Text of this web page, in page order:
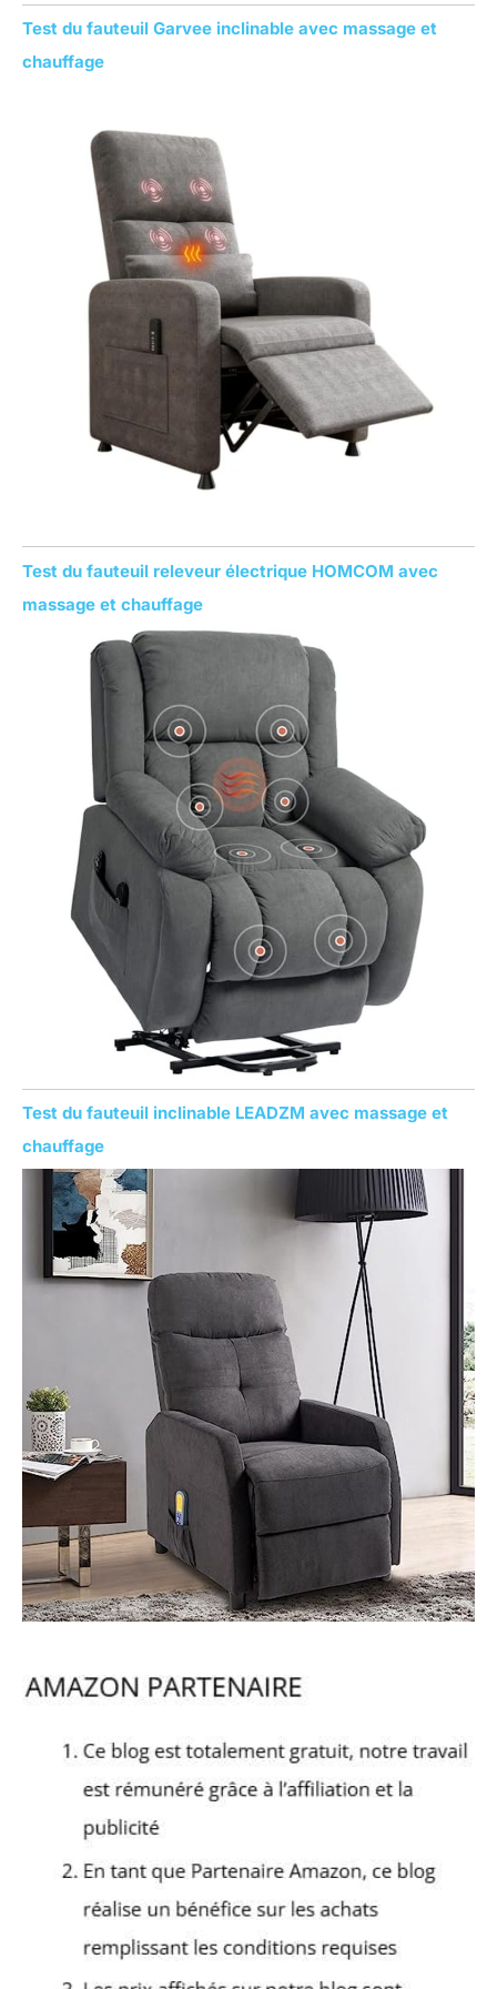
Test du fauteuil Garvee inclinable avec massage et
chauffage
Test du fauteuil releveur électrique HOMCOM avec
massage et chauffage
Test du fauteuil inclinable LEADZM avec massage et
chauffage